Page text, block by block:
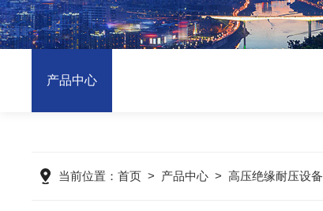
产品中心
当前位置：首页 > 产品中心 >高压绝缘耐压设备